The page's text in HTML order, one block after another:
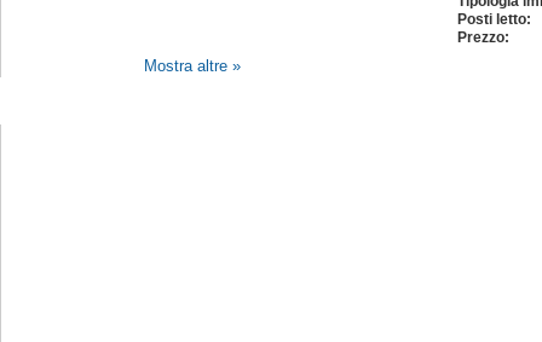
Mostra altre »
Posti letto:
Prezzo: